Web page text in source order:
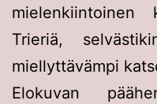
mielenkiintoinen
Trieriä,
miellyttävämpi
Elokuvan